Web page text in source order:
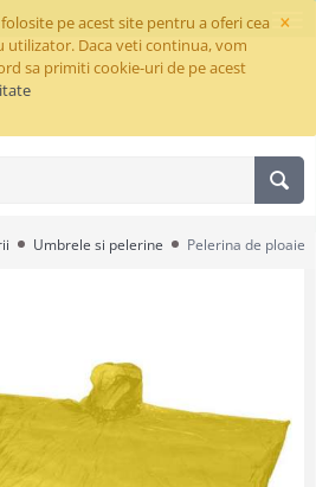
×
pe acest site pentru a oferi cea
Daca veti continua, vom
sa primiti cookie-uri de pe acest
Umbrele si pelerine Pelerina de ploaie